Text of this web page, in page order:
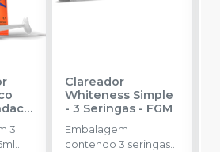
-
3
Clareador
Whiteness Simple
- 3 Seringas- FGM
Embalagem
contendo 3 seringas